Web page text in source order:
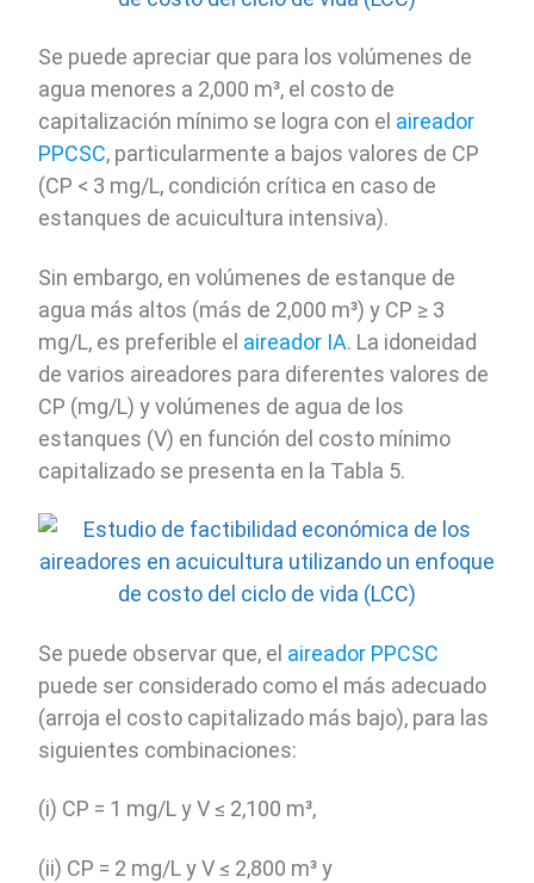
Se puede apreciar que para los volúmenes de
agua menores a 2,000 m³, el costo de
capitalización mínimo se logra con el aireador
PPCSC, particularmente a bajos valores de CP
(CP < 3 mg/L, condición crítica en caso de
estanques de acuicultura intensiva).
Sin embargo, en volúmenes de estanque de
agua más altos (más de 2,000 m³) y CP ≥ 3
mg/L, es preferible el aireador IA. La idoneidad
de varios aireadores para diferentes valores de
CP (mg/L) y volúmenes de agua de los
estanques (V) en función del costo mínimo
capitalizado se presenta en la Tabla 5.
Se puede observar que, el aireador PPCSC
puede ser considerado como el más adecuado
(arroja el costo capitalizado más bajo), para las
siguientes combinaciones:
(i) CP = 1 mg/L y V ≤ 2,100 m³,
(ii) CP = 2 mg/L y V ≤ 2,800 m³ y